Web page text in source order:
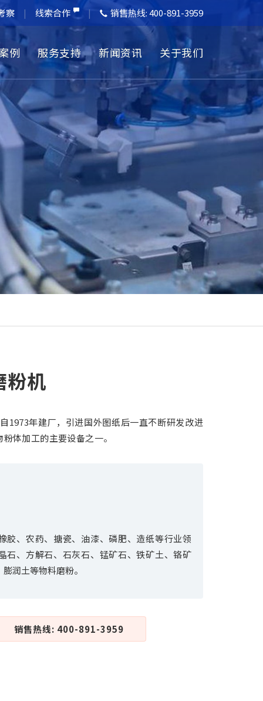
察 线索合作 销售热线:400-891-3959
例 服务支持 新闻资讯 关于我们
粉机
1973年建厂，引进国外图纸后一直不断研发改进
体加工的主要设备之一。
胶、农药、搪瓷、油漆、磷肥、造纸等行业领
石、方解石、石灰石、锰矿石、铁矿土、铬矿
润土等物料磨粉。
销售热线: 400-891-3959